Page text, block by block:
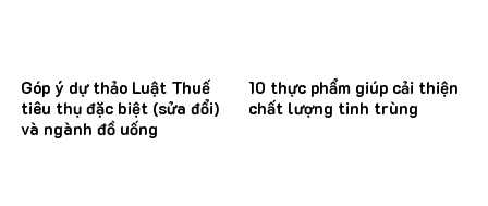
Góp ý dự thảo Luật Thuế
tiêu thụ đặc biệt (sửa đổi)
và ngành đồ uống
10 thực phẩm giúp cải thiện
chất lượng tinh trùng